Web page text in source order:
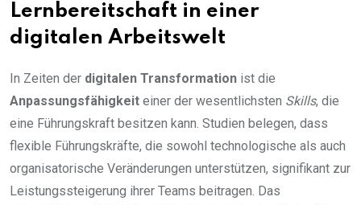
Lernbereitschaft in einer
digitalen Arbeitswelt
In Zeiten der digitalen Transformation ist die
Anpassungsfähigkeit einer der wesentlichsten Skills, die
eine Führungskraft besitzen kann. Studien belegen, dass
flexible Führungskräfte, die sowohl technologische als auch
organisatorische Veränderungen unterstützen, signifikant zur
Leistungssteigerung ihrer Teams beitragen. Das